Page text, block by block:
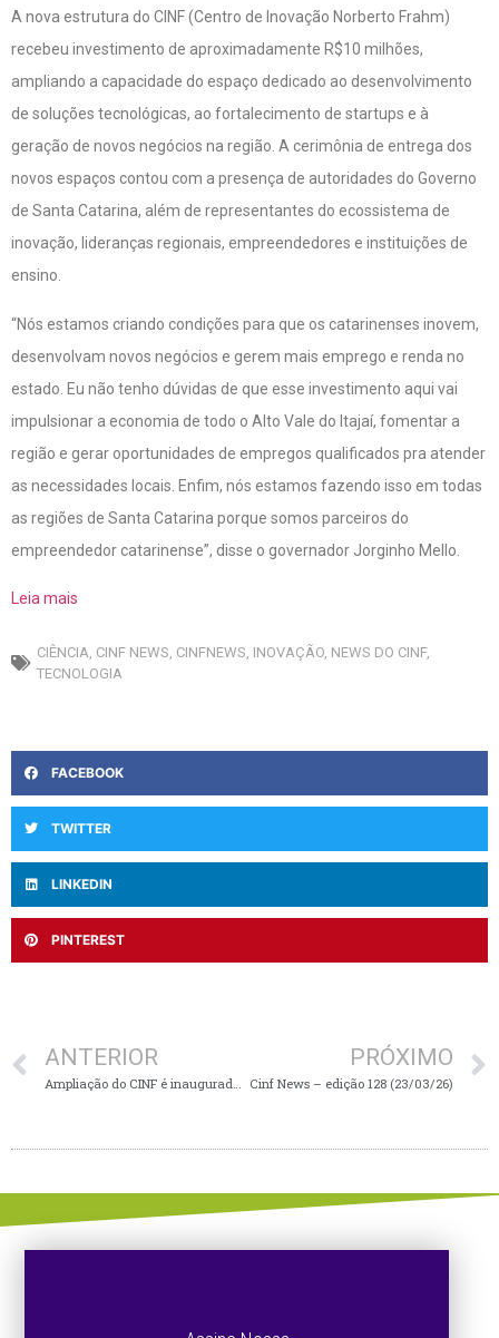
A nova estrutura do CINF (Centro de Inovação Norberto Frahm)
recebeu investimento de aproximadamente R$10 milhões,
ampliando a capacidade do espaço dedicado ao desenvolvimento
de soluções tecnológicas, ao fortalecimento de startups e à
geração de novos negócios na região. A cerimônia de entrega dos
novos espaços contou com a presença de autoridades do Governo
de Santa Catarina, além de representantes do ecossistema de
inovação, lideranças regionais, empreendedores e instituições de
ensino.
“Nós estamos criando condições para que os catarinenses inovem,
desenvolvam novos negócios e gerem mais emprego e renda no
estado. Eu não tenho dúvidas de que esse investimento aqui vai
impulsionar a economia de todo o Alto Vale do Itajaí, fomentar a
região e gerar oportunidades de empregos qualificados pra atender
as necessidades locais. Enfim, nós estamos fazendo isso em todas
as regiões de Santa Catarina porque somos parceiros do
empreendedor catarinense”, disse o governador Jorginho Mello.
Leia mais
CIÊNCIA, CINF NEWS, CINFNEWS, INOVAÇÃO, NEWS DO CINF,
TECNOLOGIA
FACEBOOK
TWITTER
LINKEDIN
PINTEREST
ANTERIOR
Ampliação do CINF é inaugurada e reforça o protagonismo do ecossistema de inovação no Alto Vale
PRÓXIMO
Cinf News – edição 128 (23/03/26)